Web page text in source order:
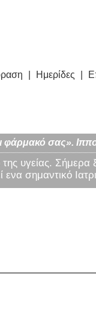
Ημερίδες
φάρμακό σας».
υγείας. Σήμερα
σημαντικό